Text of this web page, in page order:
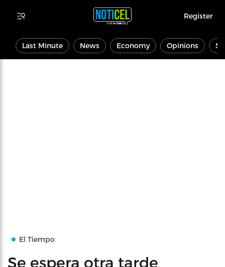
Register
Last Minute News Economy Opinions
El Tiempo
Se espera otra tarde